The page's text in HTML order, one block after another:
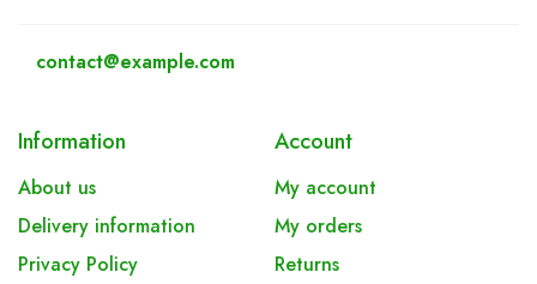
contact@example.com
Information
About us
Delivery information
Privacy Policy
Account
My account
My orders
Returns